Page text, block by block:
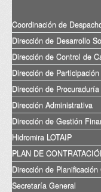
Coordinación de
Dirección de Desarrollo
Dirección de Control de
Dirección de
Dirección de
Dirección Administrativa
Dirección de Gestión
Hidromira LOTAIP
PLAN DE
Dirección de Planificación
Secretaría General